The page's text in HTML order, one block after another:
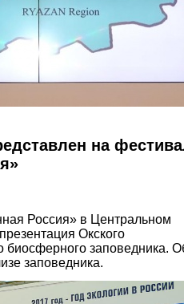
на
Россия» в Центральном
Окского
биосферного заповедника.
заповедника.